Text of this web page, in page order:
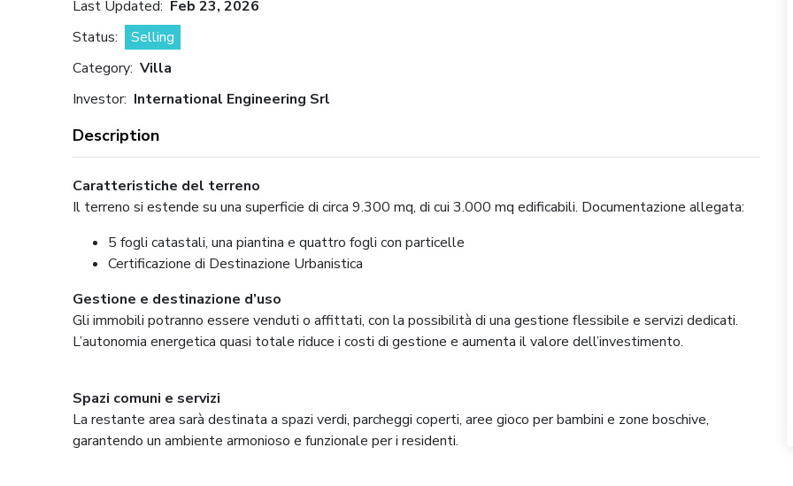
Last Updated: Feb 23, 2026
Status:
Selling
Category: Villa
Investor: International Engineering Srl
Description
Caratteristiche del terreno
Il terreno si estende su una superficie di circa 9.300 mq, di cui 3.000 mq edificabili. Documentazione allegata:
5 fogli catastali, una piantina e quattro fogli con particelle
Certificazione di Destinazione Urbanistica
Gestione e destinazione d’uso
Gli immobili potranno essere venduti o affittati, con la possibilità di una gestione flessibile e servizi dedicati.
L’autonomia energetica quasi totale riduce i costi di gestione e aumenta il valore dell’investimento.
Spazi comuni e servizi
La restante area sarà destinata a spazi verdi, parcheggi coperti, aree gioco per bambini e zone boschive,
garantendo un ambiente armonioso e funzionale per i residenti.